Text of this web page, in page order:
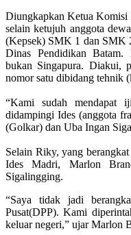
Diungkapkan Ketua
selain ketujuh anggota
(Kepsek) SMK 1 dan SMK
Dinas Pendidikan Batam.
bukan Singapura. Diakui,
nomor satu dibidang tehnik
“Kami sudah mendapat
didampingi‎ Ides (anggota
(Golkar) dan Uba Ingan
Selain ‎Riky, yang
Ides Madri, Marlon
Sigalingging.
“Saya tidak jadi
Pusat(DPP). Kami
keluar negeri,” ujar Marlon